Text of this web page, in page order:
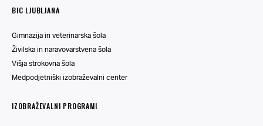
BIC LJUBLJANA
Gimnazija in veterinarska šola
Živilska in naravovarstvena šola
Višja strokovna šola
Medpodjetniški izobraževalni center
IZOBRAŽEVALNI PROGRAMI